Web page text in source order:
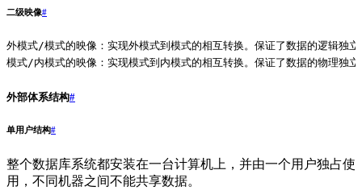
二级映像#
外模式/模式的映像：实现外模式到模式的相互转换。保证了数据的逻辑独立
模式/内模式的映像：实现模式到内模式的相互转换。保证了数据的物理独立
外部体系结构#
单用户结构#
整个数据库系统都安装在一台计算机上，并由一个用户独占使
用，不同机器之间不能共享数据。